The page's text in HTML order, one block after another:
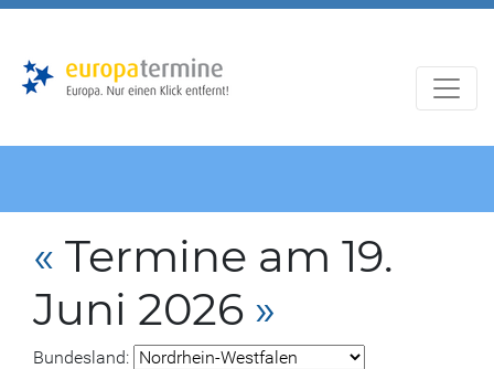
« Termine am 19.
Juni 2026 »
Bundesland: